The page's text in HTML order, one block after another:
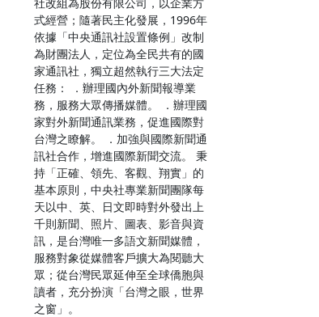
式經營；隨著民主化發展，1996年
依據「中央通訊社設置條例」改制
為財團法人，定位為全民共有的國
家通訊社，獨立超然執行三大法定
任務： ．辦理國內外新聞報導業
務，服務大眾傳播媒體。 ．辦理國
家對外新聞通訊業務，促進國際對
台灣之瞭解。 ．加強與國際新聞通
訊社合作，增進國際新聞交流。 秉
持「正確、領先、客觀、翔實」的
基本原則，中央社專業新聞團隊每
天以中、英、日文即時對外發出上
千則新聞、照片、圖表、影音與資
訊，是台灣唯一多語文新聞媒體，
服務對象從媒體客戶擴大為閱聽大
眾；從台灣民眾延伸至全球僑胞與
讀者，充分扮演「台灣之眼，世界
之窗」。